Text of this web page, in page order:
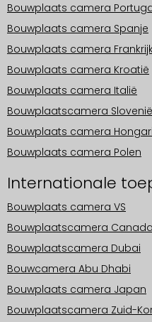
Bouwplaats camera
Bouwplaats camera Spanje
Bouwplaats camera
Bouwplaats camera Kroatië
Bouwplaats camera Italië
Bouwplaatscamera Slovenië
Bouwplaats camera
Bouwplaats camera Polen
Internationale
Bouwplaats camera VS
Bouwplaatscamera Canada
Bouwplaatscamera Dubai
Bouwcamera Abu Dhabi
Bouwplaats camera Japan
Bouwplaatscamera Zuid-